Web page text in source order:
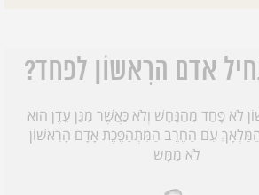
אדם הרִאשוֹן לפחד?
לֹא פָּחַד מֵהַנָּחָשׁ וְלֹא כַּאֲשֶׁר מִגַּן עֵדֶן הוּא
עִם הַחֶרֶב הַמִּתְהַפֶּכֶת אָדָם הָרִאשׁוֹן
לֹא מַמָּש